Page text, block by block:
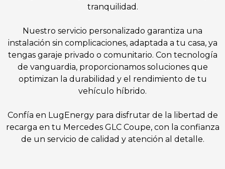
tranquilidad.
Nuestro servicio personalizado garantiza una
instalación sin complicaciones, adaptada a tu casa, ya
tengas garaje privado o comunitario. Con tecnología
de vanguardia, proporcionamos soluciones que
optimizan la durabilidad y el rendimiento de tu
vehículo híbrido.
Confía en LugEnergy para disfrutar de la libertad de
recarga en tu Mercedes GLC Coupe, con la confianza
de un servicio de calidad y atención al detalle.